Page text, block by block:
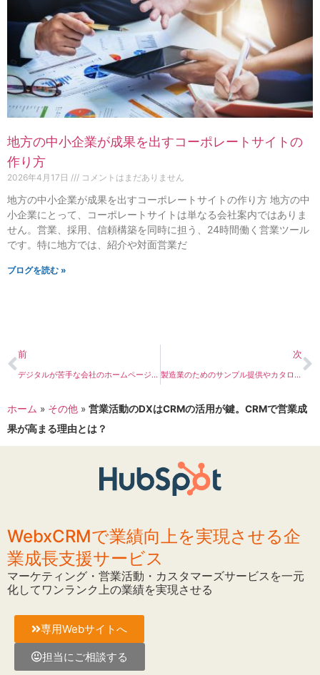
地方の中小企業が成果を出すコーポレートサイトの
作り方
2026年4月17日 コメントはまだありません
地方の中小企業が成果を出すコーポレートサイトの作り方 地方の中
小企業にとって、コーポレートサイトは単なる会社案内ではありま
せん。営業、採用、信頼構築を同時に担う、24時間働く営業ツール
です。特に地方では、紹介や対面営業だ
ブログを読む »
前
デジタルが苦手な会社のホームページ制作を成功させるための３項目
次
製造業のためのサンプル提供やカタログ提供のためのECサイトシステムを活用したDX（IT補助金対象）
ホーム » その他 » 営業活動のDXはCRMの活用が鍵。CRMで営業成
果が高まる理由とは？
WebxCRMで業績向上を実現させる企
業成長支援サービス
マーケティング・営業活動・カスタマーズサービスを一元
化してワンランク上の業績を実現させる
専用Webサイトへ
担当にご相談する